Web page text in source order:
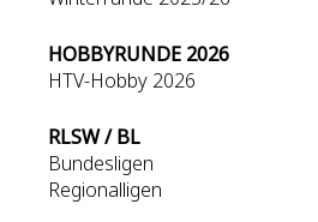
HOBBYRUNDE 2026
HTV-Hobby 2026
RLSW / BL
Bundesligen
Regionalligen